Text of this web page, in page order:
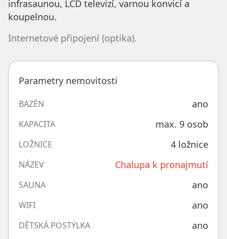
infrasaunou, LCD televizí, varnou konvicí a
koupelnou.
Internetové připojení (optika).
Parametry nemovitosti
BAZÉN ano
KAPACITA max. 9 osob
LOŽNICE 4 ložnice
NÁZEV Chalupa k pronajmutí
SAUNA ano
WIFI ano
DĚTSKÁ POSTÝLKA ano